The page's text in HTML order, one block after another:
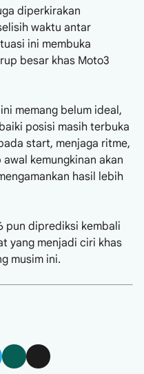
diperkirakan
waktu antar
ini membuka
besar khas Moto3
memang belum ideal,
posisi masih terbuka
start, menjaga ritme,
kemungkinan akan
hasil lebih
pun diprediksi kembali
yang menjadi ciri khas
musim ini.